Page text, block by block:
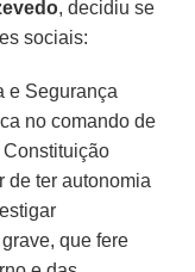
, decidiu se
sociais:
e Segurança
no comando de
de ter autonomia
que fere